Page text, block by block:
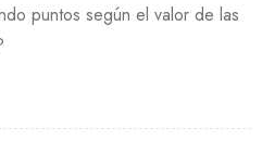
puntos según el valor de las